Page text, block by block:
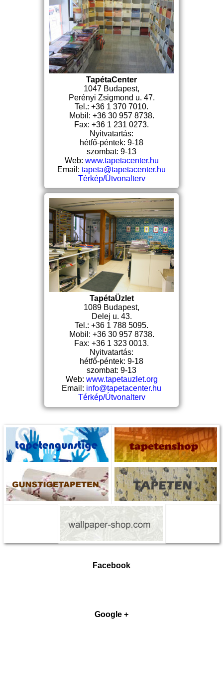
TapétaCenter
1047 Budapest,
Perényi Zsigmond u. 47.
Tel.: +36 1 370 7010.
Mobil: +36 30 957 8738.
Fax: +36 1 231 0273.
Nyitvatartás:
hétfő-péntek: 9-18
szombat: 9-13
Web: www.tapetacenter.hu
Email: tapeta@tapetacenter.hu
Térkép/Útvonalterv
TapétaÜzlet
1089 Budapest,
Delej u. 43.
Tel.: +36 1 788 5095.
Mobil: +36 30 957 8738.
Fax: +36 1 323 0013.
Nyitvatartás:
hétfő-péntek: 9-18
szombat: 9-13
Web: www.tapetauzlet.org
Email: info@tapetacenter.hu
Térkép/Útvonalterv
Facebook
Google +